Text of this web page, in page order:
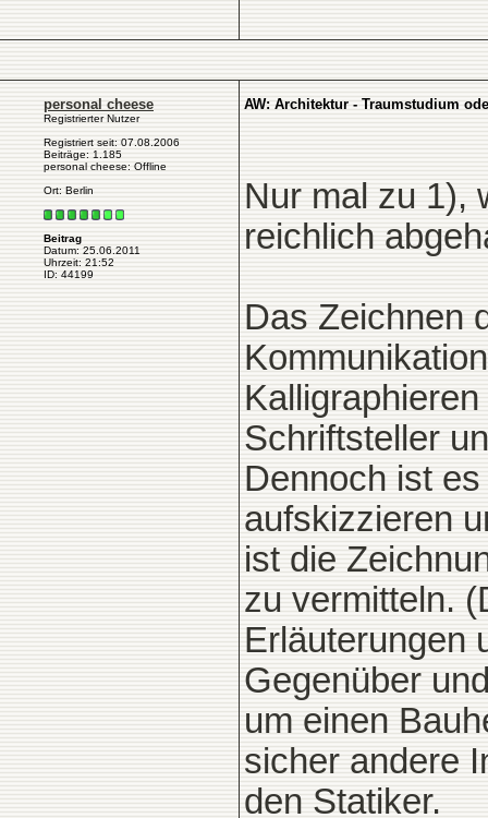
personal cheese
Registrierter Nutzer
Registriert seit: 07.08.2006
Beiträge: 1.185
personal cheese: Offline
Ort: Berlin
Beitrag
Datum: 25.06.2011
Uhrzeit: 21:52
ID: 44199
AW: Architektur - Traumstudium
Nur mal zu 1),
reichlich
Das Zeichnen
Schriftsteller
Dennoch ist
aufskizzieren
ist die
zu vermitteln.
Erläuterungen
Gegenüber
um einen
sicher andere
den Statiker.